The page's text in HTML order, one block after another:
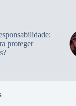
proteger